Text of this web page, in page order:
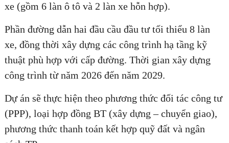
xe (gồm 6 làn ô tô và 2 làn xe hỗn hợp).
Phần đường dẫn hai đầu cầu đầu tư tối thiểu 8 làn
xe, đồng thời xây dựng các công trình hạ tầng kỹ
thuật phù hợp với cấp đường. Thời gian xây dựng
công trình từ năm 2026 đến năm 2029.
Dự án sẽ thực hiện theo phương thức đối tác công tư
(PPP), loại hợp đồng BT (xây dựng – chuyển giao),
phương thức thanh toán kết hợp quỹ đất và ngân